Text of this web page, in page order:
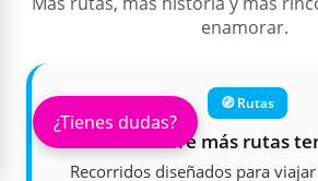
enamorar.
🧭 Rutas
Descubre más rutas
Recorridos diseñados para
¿Tienes dudas?